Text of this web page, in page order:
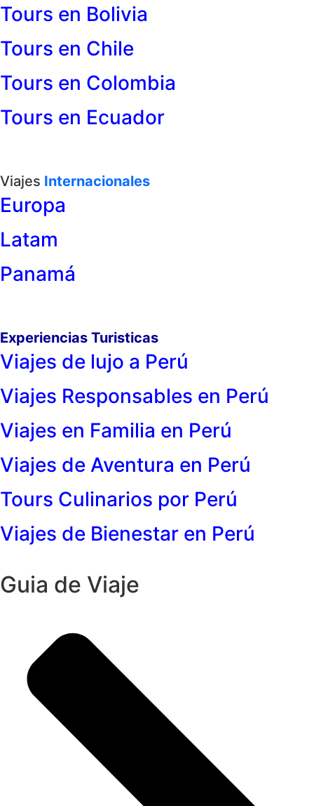
Tours en Bolivia
Tours en Chile
Tours en Colombia
Tours en Ecuador
Viajes Internacionales
Europa
Latam
Panamá
Experiencias Turisticas
Viajes de lujo a Perú
Viajes Responsables en Perú
Viajes en Familia en Perú
Viajes de Aventura en Perú
Tours Culinarios por Perú
Viajes de Bienestar en Perú
Guia de Viaje